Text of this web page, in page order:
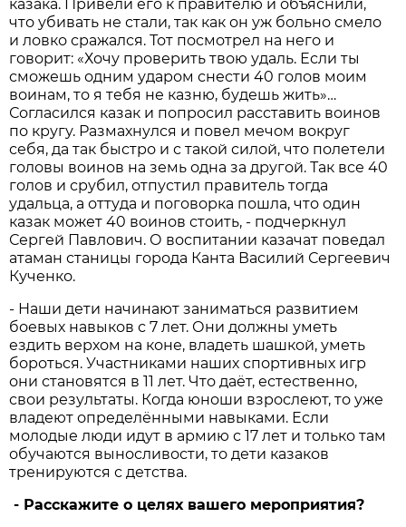
казака. Привели его к правителю и объяснили,
что убивать не стали, так как он уж больно смело
и ловко сражался. Тот посмотрел на него и
говорит: «Хочу проверить твою удаль. Если ты
сможешь одним ударом снести 40 голов моим
воинам, то я тебя не казню, будешь жить»…
Согласился казак и попросил расставить воинов
по кругу. Размахнулся и повел мечом вокруг
себя, да так быстро и с такой силой, что полетели
головы воинов на земь одна за другой. Так все 40
голов и срубил, отпустил правитель тогда
удальца, а оттуда и поговорка пошла, что один
казак может 40 воинов стоить, - подчеркнул
Сергей Павлович. О воспитании казачат поведал
атаман станицы города Канта Василий Сергеевич
Кученко.
- Наши дети начинают заниматься развитием
боевых навыков с 7 лет. Они должны уметь
ездить верхом на коне, владеть шашкой, уметь
бороться. Участниками наших спортивных игр
они становятся в 11 лет. Что даёт, естественно,
свои результаты. Когда юноши взрослеют, то уже
владеют определёнными навыками. Если
молодые люди идут в армию с 17 лет и только там
обучаются выносливости, то дети казаков
тренируются с детства.
- Расскажите о целях вашего мероприятия?